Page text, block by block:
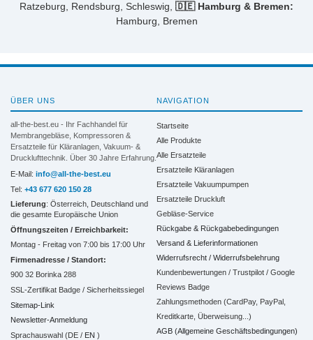
Ratzeburg, Rendsburg, Schleswig, 🇩🇪 Hamburg & Bremen:
Hamburg, Bremen
ÜBER UNS
all-the-best.eu - Ihr Fachhandel für
Membrangebläse, Kompressoren &
Ersatzteile für Kläranlagen, Vakuum- &
Drucklufttechnik. Über 30 Jahre Erfahrung.
E-Mail: info@all-the-best.eu
Tel: +43 677 620 150 28
Lieferung: Österreich, Deutschland und
die gesamte Europäische Union
Öffnungszeiten / Erreichbarkeit:
Montag - Freitag von 7:00 bis 17:00 Uhr
Firmenadresse / Standort:
900 32 Borinka 288
SSL-Zertifikat Badge / Sicherheitssiegel
Sitemap-Link
Newsletter-Anmeldung
Sprachauswahl (DE / EN )
NAVIGATION
Startseite
Alle Produkte
Alle Ersatzteile
Ersatzteile Kläranlagen
Ersatzteile Vakuumpumpen
Ersatzteile Druckluft
Gebläse-Service
Rückgabe & Rückgabebedingungen
Versand & Lieferinformationen
Widerrufsrecht / Widerrufsbelehrung
Kundenbewertungen / Trustpilot / Google
Reviews Badge
Zahlungsmethoden (CardPay, PayPal,
Kreditkarte, Überweisung...)
AGB (Allgemeine Geschäftsbedingungen)